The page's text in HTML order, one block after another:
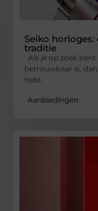
Seiko
traditie
Als je op zoek
betrouwbaar is,
hebt.
Aanbiedingen